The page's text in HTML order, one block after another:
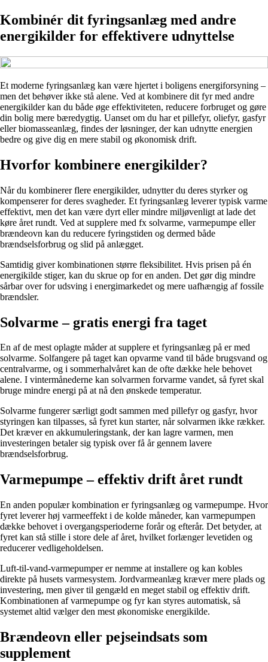
Kombinér dit fyringsanlæg med andre
energikilder for effektivere udnyttelse
Et moderne fyringsanlæg kan være hjertet i boligens energiforsyning –
men det behøver ikke stå alene. Ved at kombinere dit fyr med andre
energikilder kan du både øge effektiviteten, reducere forbruget og gøre
din bolig mere bæredygtig. Uanset om du har et pillefyr, oliefyr, gasfyr
eller biomasseanlæg, findes der løsninger, der kan udnytte energien
bedre og give dig en mere stabil og økonomisk drift.
Hvorfor kombinere energikilder?
Når du kombinerer flere energikilder, udnytter du deres styrker og
kompenserer for deres svagheder. Et fyringsanlæg leverer typisk varme
effektivt, men det kan være dyrt eller mindre miljøvenligt at lade det
køre året rundt. Ved at supplere med fx solvarme, varmepumpe eller
brændeovn kan du reducere fyringstiden og dermed både
brændselsforbrug og slid på anlægget.
Samtidig giver kombinationen større fleksibilitet. Hvis prisen på én
energikilde stiger, kan du skrue op for en anden. Det gør dig mindre
sårbar over for udsving i energimarkedet og mere uafhængig af fossile
brændsler.
Solvarme – gratis energi fra taget
En af de mest oplagte måder at supplere et fyringsanlæg på er med
solvarme. Solfangere på taget kan opvarme vand til både brugsvand og
centralvarme, og i sommerhalvåret kan de ofte dække hele behovet
alene. I vintermånederne kan solvarmen forvarme vandet, så fyret skal
bruge mindre energi på at nå den ønskede temperatur.
Solvarme fungerer særligt godt sammen med pillefyr og gasfyr, hvor
styringen kan tilpasses, så fyret kun starter, når solvarmen ikke rækker.
Det kræver en akkumuleringstank, der kan lagre varmen, men
investeringen betaler sig typisk over få år gennem lavere
brændselsforbrug.
Varmepumpe – effektiv drift året rundt
En anden populær kombination er fyringsanlæg og varmepumpe. Hvor
fyret leverer høj varmeeffekt i de kolde måneder, kan varmepumpen
dække behovet i overgangsperioderne forår og efterår. Det betyder, at
fyret kan stå stille i store dele af året, hvilket forlænger levetiden og
reducerer vedligeholdelsen.
Luft-til-vand-varmepumper er nemme at installere og kan kobles
direkte på husets varmesystem. Jordvarmeanlæg kræver mere plads og
investering, men giver til gengæld en meget stabil og effektiv drift.
Kombinationen af varmepumpe og fyr kan styres automatisk, så
systemet altid vælger den mest økonomiske energikilde.
Brændeovn eller pejseindsats som
supplement